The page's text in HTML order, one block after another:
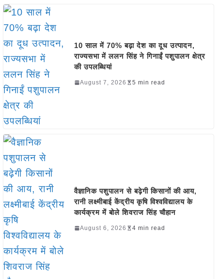
10 साल में 70% बढ़ा देश का दूध उत्पादन,
राज्यसभा में ललन सिंह ने गिनाईं पशुपालन क्षेत्र
की उपलब्धियां
August 7, 2026 5 min read
वैज्ञानिक पशुपालन से बढ़ेगी किसानों की आय,
रानी लक्ष्मीबाई केंद्रीय कृषि विश्वविद्यालय के
कार्यक्रम में बोले शिवराज सिंह चौहान
August 6, 2026 4 min read